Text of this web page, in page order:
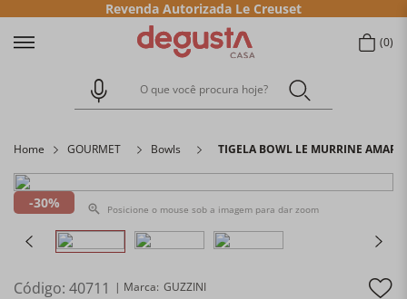
Revenda Autorizada Le Creuset
0
O que você procura hoje?
Home GOURMET Bowls TIGELA BOWL LE MURRINE
30% Posicione o mouse sob a imagem para dar zoom
Código: 40711 GUZZINI